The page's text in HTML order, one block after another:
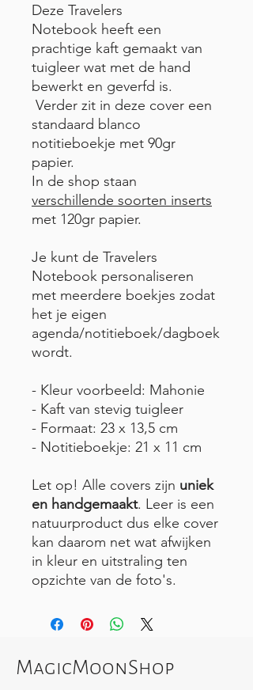
Deze Travelers
Notebook heeft een
prachtige kaft gemaakt van
tuigleer wat met de hand
bewerkt en geverfd is.
Verder zit in deze cover een
standaard blanco
notitieboekje met 90gr
papier.
In de shop staan
verschillende soorten inserts
met 120gr papier.
Je kunt de Travelers
Notebook personaliseren
met meerdere boekjes zodat
het je eigen
agenda/notitieboek/dagboek
wordt.
- Kleur voorbeeld: Mahonie
- Kaft van stevig tuigleer
- Formaat: 23 x 13,5 cm
- Notitieboekje: 21 x 11 cm
Let op! Alle covers zijn uniek
en handgemaakt. Leer is een
natuurproduct dus elke cover
kan daarom net wat afwijken
in kleur en uitstraling ten
opzichte van de foto's.
MagicMoonShop